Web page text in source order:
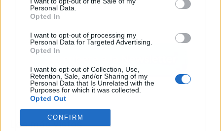
Personal Data.
Opted In
I want to opt-out of processing my
Personal Data for Targeted Advertising.
Opted In
I want to opt-out of Collection, Use,
Retention, Sale, and/or Sharing of my
Personal Data that Is Unrelated with the
Purposes for which it was collected.
Opted Out
CONFIRM
Los más vistos